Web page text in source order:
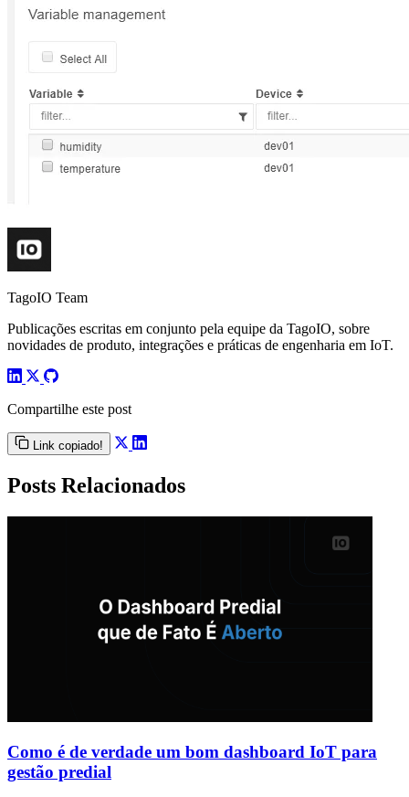
TagoIO Team
Publicações escritas em conjunto pela equipe da TagoIO, sobre
novidades de produto, integrações e práticas de engenharia em IoT.
Compartilhe este post
Link copiado!
Posts Relacionados
Como é de verdade um bom dashboard IoT para
gestão predial